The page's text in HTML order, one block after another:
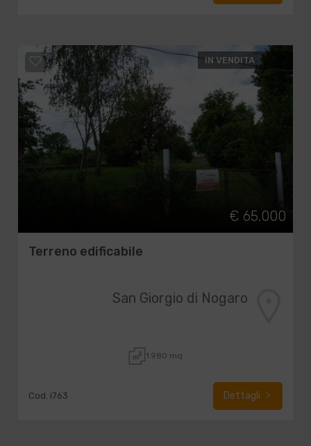
IN VENDITA
€ 65.000
Terreno edificabile
San Giorgio di Nogaro
1.980 mq
Cod. i763 Dettagli